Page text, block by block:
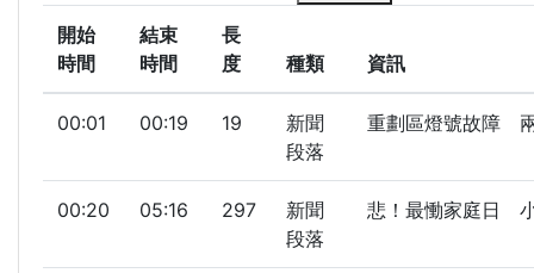
開始
時間
結束
時間
長
度
種類 資訊
00:01 00:19 19
新聞
段落
重劃區燈號故障
00:20 05:16 297
新聞
段落
悲！最慟家庭日